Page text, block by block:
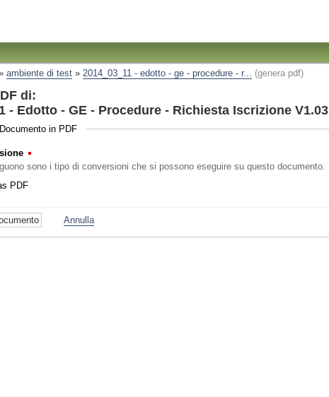
ambiente di test» 2014_03_11 - edotto - ge - procedure - r... (genera pdf)
di:
- Edotto - GE - Procedure - Richiesta Iscrizione V1.03
in PDF
sono i tipo di conversioni che si possono eseguire su questo documento.
PDF
Annulla